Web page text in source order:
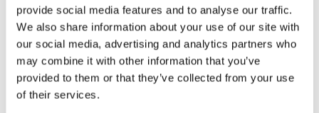
provide social media features and to analyse our traffic.
We also share information about your use of our site with
our social media, advertising and analytics partners who
may combine it with other information that you’ve
provided to them or that they’ve collected from your use
of their services.
Tips
Nyheter
Om oss